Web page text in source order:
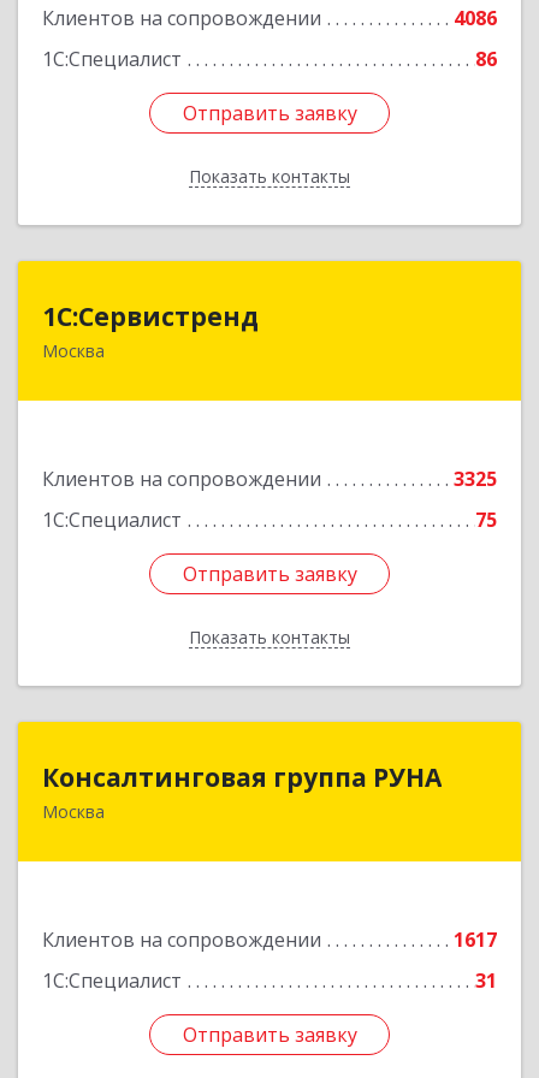
Клиентов на сопровождении
4086
1С:Специалист
86
Отправить заявку
Показать контакты
Отправить заявку
Назад
1С:Сервистренд
Москва
Клиентов на сопровождении
3325
1С:Специалист
75
Отправить заявку
Показать контакты
107023, Москва г, Семёновский пер, дом № 15,
Отправить заявку
Назад
Консалтинговая группа РУНА
Москва
Клиентов на сопровождении
1617
1С:Специалист
31
Отправить заявку
117218, Москва г, Кржижановского ул, дом №
Отправить заявку